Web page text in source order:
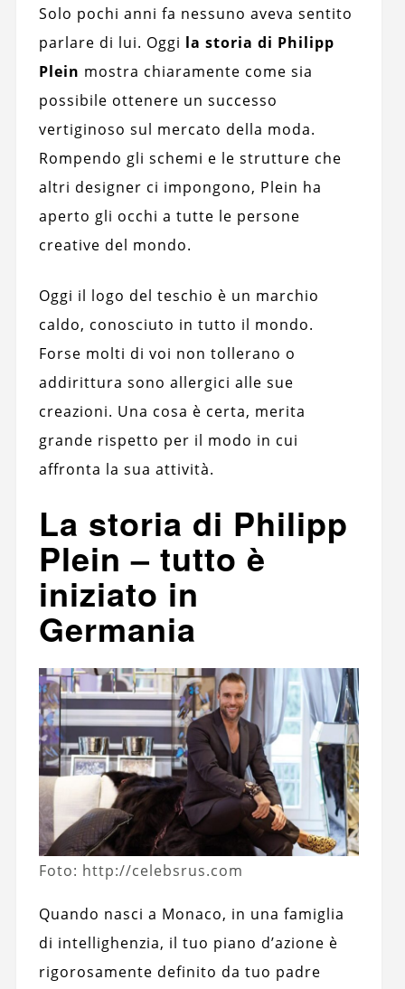
Solo pochi anni fa nessuno aveva sentito
parlare di lui. Oggi la storia di Philipp
Plein mostra chiaramente come sia
possibile ottenere un successo
vertiginoso sul mercato della moda.
Rompendo gli schemi e le strutture che
altri designer ci impongono, Plein ha
aperto gli occhi a tutte le persone
creative del mondo.
Oggi il logo del teschio è un marchio
caldo, conosciuto in tutto il mondo.
Forse molti di voi non tollerano o
addirittura sono allergici alle sue
creazioni. Una cosa è certa, merita
grande rispetto per il modo in cui
affronta la sua attività.
La storia di Philipp
Plein – tutto è
iniziato in
Germania
Foto: http://celebsrus.com
Quando nasci a Monaco, in una famiglia
di intellighenzia, il tuo piano d’azione è
rigorosamente definito da tuo padre